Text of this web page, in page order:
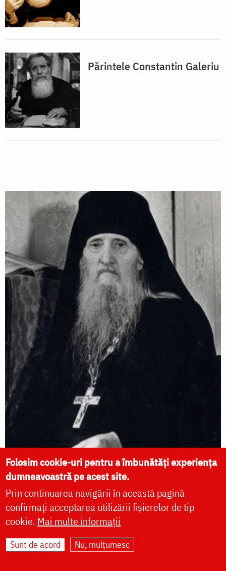
Părintele Constantin Galeriu
Starețul Samson Esper
Starețul Samson Esper a fost un mare călăuzitor al
credincioșilor ruși de sub regimul sovietic.
Cuvinte ale autorului
Folosim cookie-uri pentru a îmbunătăți experiența
dumneavoastră pe acest site.
Prin continuarea navigării în această pagină
confirmați acceptarea utilizării fișierelor de tip
cookie. Mai multe informații
Sunt de acord Nu, mulțumesc